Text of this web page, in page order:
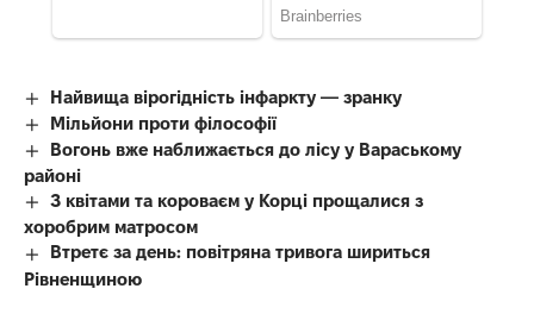
Найвища вірогідність інфаркту — зранку
Мільйони проти філософії
Вогонь вже наближається до лісу у Вараському
районі
З квітами та короваєм у Корці прощалися з
хоробрим матросом
Втретє за день: повітряна тривога шириться
Рівненщиною